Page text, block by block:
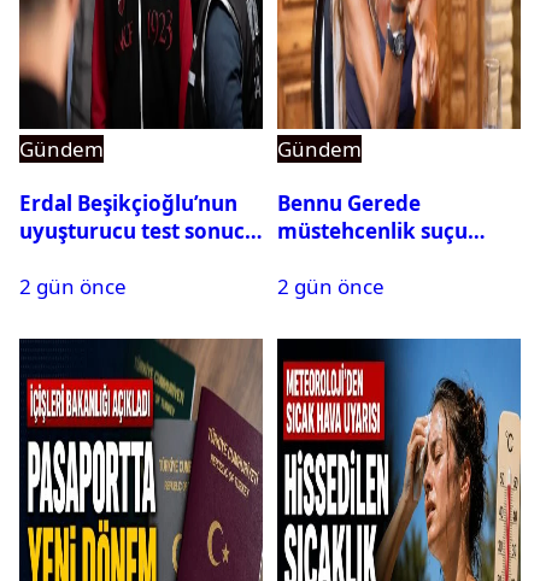
Gündem
Erdal Beşikçioğlu’nun
uyuşturucu test sonucu
2 gün önce
Gündem
Bennu Gerede
müstehcenlik suçu
alındı
2 gün önce